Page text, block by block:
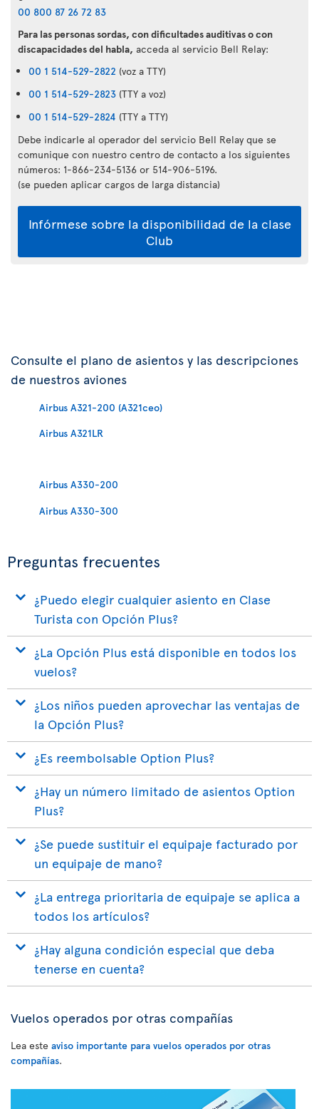
00 800 87 26 72 83
Para las personas sordas, con dificultades auditivas o con
discapacidades del habla, acceda al servicio Bell Relay:
00 1 514-529-2822 (voz a TTY)
00 1 514-529-2823 (TTY a voz)
00 1 514-529-2824 (TTY a TTY)
Debe indicarle al operador del servicio Bell Relay que se
comunique con nuestro centro de contacto a los siguientes
números: 1-866-234-5136 or 514-906-5196.
(se pueden aplicar cargos de larga distancia)
Infórmese sobre la disponibilidad de la clase
Club
Consulte el plano de asientos y las descripciones
de nuestros aviones
Airbus A321-200 (A321ceo)
Airbus A321LR
Airbus A330-200
Airbus A330-300
Preguntas frecuentes
¿Puedo elegir cualquier asiento en Clase
Turista con Opción Plus?
¿La Opción Plus está disponible en todos los
vuelos?
¿Los niños pueden aprovechar las ventajas de
la Opción Plus?
¿Es reembolsable Option Plus?
¿Hay un número limitado de asientos Option
Plus?
¿Se puede sustituir el equipaje facturado por
un equipaje de mano?
¿La entrega prioritaria de equipaje se aplica a
todos los artículos?
¿Hay alguna condición especial que deba
tenerse en cuenta?
Vuelos operados por otras compañías
Lea este aviso importante para vuelos operados por otras
compañías.